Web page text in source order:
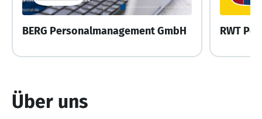
BERG Personalmanagement GmbH RWT
Über uns